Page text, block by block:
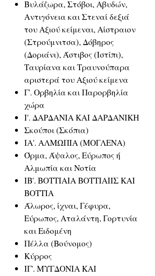
Βυλάζωρα, Στόβοι, Αβυδών,
Αντιγόνεια και Στεναί δεξιά
του Αξιού κείμεναι, Αίστραιον
(Στρούμνιτσα), Δόβηρος
(Δοριάνι), Άστιβος (Ιστίπι),
Ταυρίανα και Τραυνούπαρα
αριστερά του Αξιού κείμενα
Γ'. Ορβηλία και Παρορβηλία
χώρα
Ι'. ΔΑΡΔΑΝΙΑ ΚΑΙ ΔΑΡΔΑΝΙΚΗ
Σκούποι (Σκόπια)
ΙΑ'. ΑΛΜΩΠΙΑ (ΜΟΓΛΕΝΑ)
Όρμα, Άψαλος, Εύρωπος ή
Αλμωπία και Νοτία
ΙΒ'. ΒΟΤΤΙΑΙΑ ΒΟΤΤΙΑΙΙΣ ΚΑΙ
ΒΟΤΤΙΑ
Άλωρος, ίχναι, Γέφυρα,
Εύρωπος, Αταλάντη, Γορτυνία
και Ειδομένη
Πέλλα (Βούνομος)
Κύρρος
ΙΓ'. ΜΥΓΔΟΝΙΑ ΚΑΙ